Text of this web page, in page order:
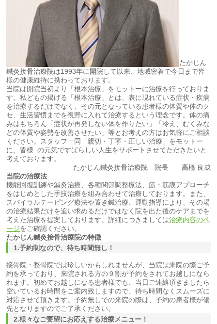
たかじん
鍼灸接骨治療院は1993年に開院して以来、地域密着で今日まで皆
様の健康維持に携わっております。
当院は開院当初より「根本治療」をモットーに治療を行っておりま
す。私どもの掲げる「根本治療」とは、表に現れている症状・疾病
を治療するだけでなく、その元となっている患者様の体質や体のク
セ、生活習慣までを視野に入れて治療するという理念です。体の痛
みはもちろん「症状が再発しない体を作りたい」「冷え、むくみな
どの体質や姿勢を改善させたい」等とお考えの方はお気軽にご相談
ください。スタッフ一同「親切・丁寧・正しい治療」をモットー
に、皆様 の元気ですばらしい人生をサポートさせてただきたいと
考えております。
たかじん鍼灸接骨治療院 院長 高橋 良成
当院の治療法
機能回復訓練や鍼灸治療、各種関節調整療法、筋・筋膜アプローチ
をはじめとした手技治療を組み合わせて治療しております。また、
スパイラルテーピング療法や置き鍼治療、運動指導により、その場
の治療結果だけを追い求めるだけではなく院を出た後のケアまでを
考えた治療を提案しております。詳細につきましては治療内容のペ
ージをご確認ください。
たかじん鍼灸接骨治療院の特徴
1.予約制なので、待ち時間無し！
接骨院・整骨院では珍しいかもしれませんが、当院は来院の際ご予
約を承っており、来院される方の９割が予約をされてお越しになら
れます。初めてお越しになる患者様でも、当日ご連絡頂きましたら
空いているお時間をご案内致しますので、待ち時間なくスムーズに
対応させて頂きます。予約無しでの来院の際は、予約の患者様が優
先となりますのでご了承ください。
2.様々なご要望にお応えする治療メニュー！